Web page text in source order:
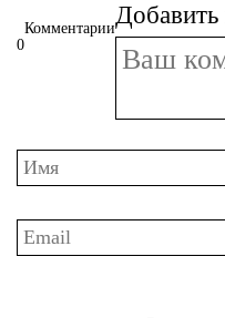
Комментарии
0